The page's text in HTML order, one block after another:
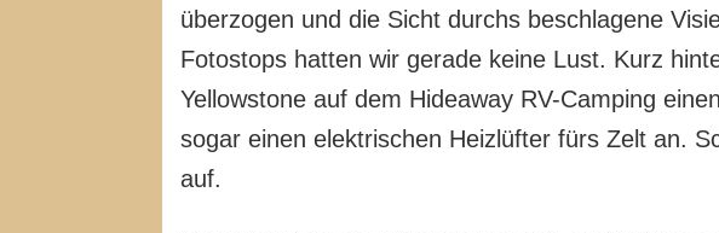
überzogen und die Sicht durchs beschlagene
Fotostops hatten wir gerade keine Lust. Kurz
Yellowstone auf dem Hideaway RV-Camping
sogar einen elektrischen Heizlüfter fürs Zelt an.
auf.